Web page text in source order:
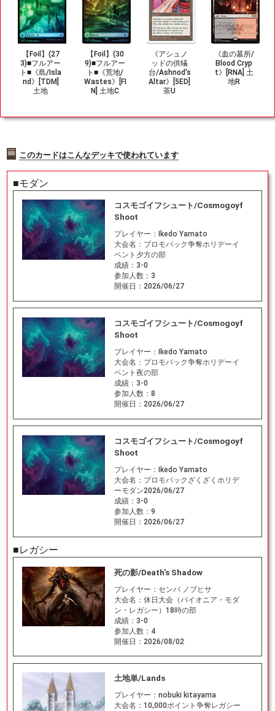
【Foil】(27
3)■フルアー
ト■《島/Isla
nd》[TDM]
土地
【Foil】(30
9)■フルアー
ト■《荒地/
Wastes》[FI
N] 土地C
《アシュノ
ッドの供犠
台/Ashnod's
Altar》[5ED]
茶U
《血の墓所/
Blood Cryp
t》[RNA] 土
地R
このカードはこんなデッキで使われています
■モダン
コスモゴイフシュート/Cosmogoyf
Shoot
プレイヤー：
Ikedo Yamato
大会名： プロモパック争奪ホリデーイ
ベント夕方の部
成績： 3-0
参加人数： 3
開催日： 2026/06/27
コスモゴイフシュート/Cosmogoyf
Shoot
プレイヤー：
Ikedo Yamato
大会名： プロモパック争奪ホリデーイ
ベント夜の部
成績： 3-0
参加人数： 8
開催日： 2026/06/27
コスモゴイフシュート/Cosmogoyf
Shoot
プレイヤー：
Ikedo Yamato
大会名： プロモパックざくざくホリデ
ーモダン2026/06/27
成績： 3-0
参加人数： 9
開催日： 2026/06/27
■レガシー
死の影/Death's Shadow
プレイヤー： センバ ノブヒサ
大会名： 休日大会（パイオニア・モダ
ン・レガシー）18時の部
成績： 3-0
参加人数： 4
開催日： 2026/08/02
土地単/Lands
プレイヤー： nobuki kitayama
大会名： 10,000ポイント争奪レガシー